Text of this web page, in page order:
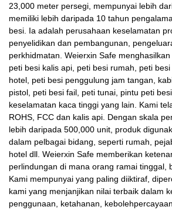
23,000 meter persegi, mempunyai lebih
memiliki lebih daripada 10 tahun
besi. Ia adalah perusahaan keselamatan
penyelidikan dan pembangunan,
perkhidmatan. Weierxin Safe
peti besi kalis api, peti besi rumah, peti
hotel, peti besi penggulung jam tangan,
pistol, peti besi fail, peti tunai, pintu peti
keselamatan kaca tinggi yang lain. Kami
ROHS, FCC dan kalis api. Dengan skala
lebih daripada 500,000 unit, produk
dalam pelbagai bidang, seperti rumah,
hotel dll. Weierxin Safe memberikan
perlindungan di mana orang ramai tinggal,
Kami mempunyai yang paling diiktiraf,
kami yang menjanjikan nilai terbaik dalam
penggunaan, ketahanan,